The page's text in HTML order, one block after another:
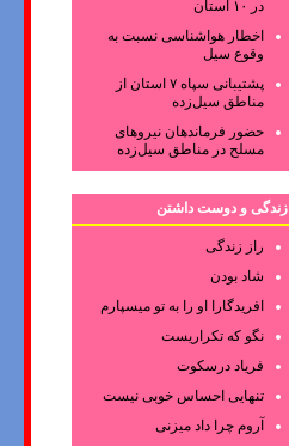
در ۱۰ استان
اخطار هواشناسی نسبت به
وقوع سیل
پشتیبانی سپاه ۷ استان از
مناطق سیل‌زده
حضور فرماندهان نیروهای
مسلح در مناطق سیل‌زده
زندگی و دوست داشتن
راز زندگی
شاد بودن
افریدگارا او را به تو میسپارم
نگو که تکراریست
فریاد درسکوت
تنهایی احساس خوبی نیست
آروم چرا داد میزنی